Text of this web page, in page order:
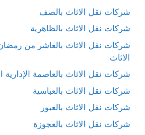
شركات نقل الاثاث بالصف
شركات نقل الاثاث بالظاهرية
شركات نقل الاثاث بالعاشر من
الاثاث
شركات نقل الاثاث بالعاصمة الإدارية
شركات نقل الاثاث بالعباسية
شركات نقل الاثاث بالعبور
شركات نقل الاثاث بالعجوزة